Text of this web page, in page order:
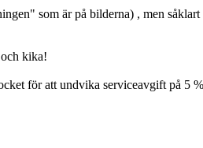
som är på bilderna) , men
kika!
för att undvika serviceavgift på 5 %